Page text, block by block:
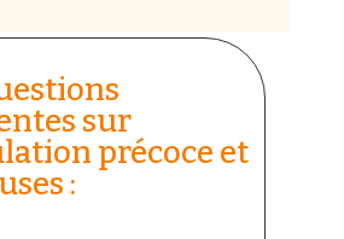
sur
précoce et
: